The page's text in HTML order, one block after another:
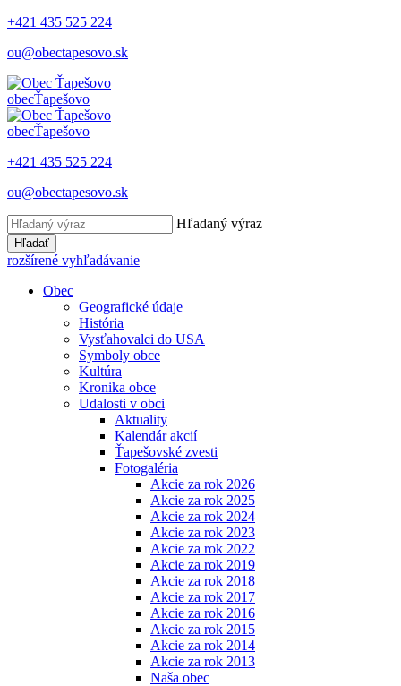
+421 435 525 224
ou@obectapesovo.sk
obecŤapešovo
obecŤapešovo
+421 435 525 224
ou@obectapesovo.sk
Hľadaný výraz
Hľadať
rozšírené vyhľadávanie
Obec
Geografické údaje
História
Vysťahovalci do USA
Symboly obce
Kultúra
Kronika obce
Udalosti v obci
Aktuality
Kalendár akcií
Ťapešovské zvesti
Fotogaléria
Akcie za rok 2026
Akcie za rok 2025
Akcie za rok 2024
Akcie za rok 2023
Akcie za rok 2022
Akcie za rok 2019
Akcie za rok 2018
Akcie za rok 2017
Akcie za rok 2016
Akcie za rok 2015
Akcie za rok 2014
Akcie za rok 2013
Naša obec